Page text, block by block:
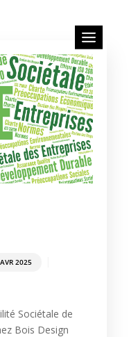
2025
Sociétale de
Bois Design